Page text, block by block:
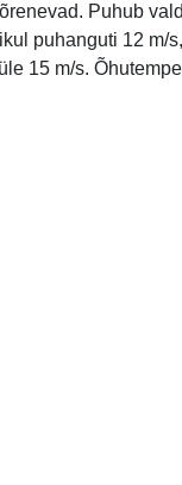
Puhub
puhanguti 12 m/
15 m/s.